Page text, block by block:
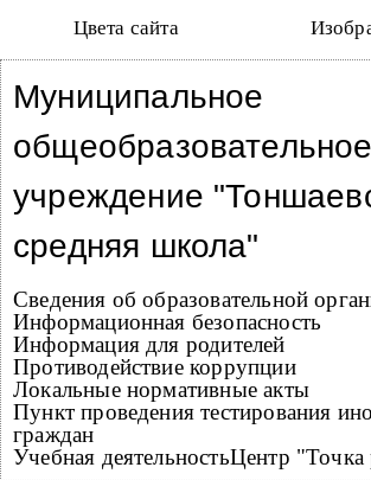
Цвета сайта
J
u
m
p
t
o
N
a
v
i
g
a
t
i
o
n
Муниципальное
общеобразовательное
учреждение
средняя школа"
Сведения об образовательной
Информационная безопасность
Информация для родителей
Противодействие коррупции
Локальные нормативные акты
Пункт проведения тестирования
граждан
Учебная деятельностьЦентр "Точка